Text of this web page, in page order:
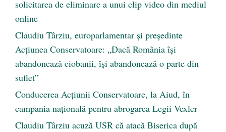
solicitarea de eliminare a unui clip video din mediul
online
Claudiu Târziu, europarlamentar și președinte
Acțiunea Conservatoare: „Dacă România își
abandonează ciobanii, își abandonează o parte din
suflet”
Conducerea Acțiunii Conservatoare, la Aiud, în
campania națională pentru abrogarea Legii Vexler
Claudiu Târziu acuză USR că atacă Biserica după